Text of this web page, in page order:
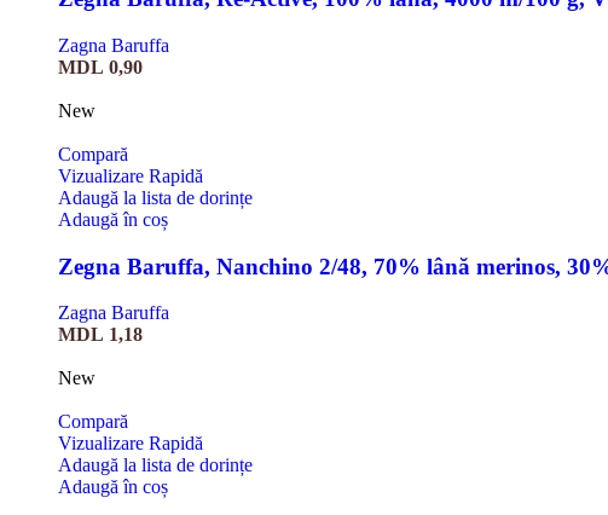
Zagna Baruffa
MDL 0,90
New
Compară
Vizualizare Rapidă
Adaugă la lista de dorințe
Adaugă în coș
Zegna Baruffa, Nanchino 2/48, 70% lână merinos,
Zagna Baruffa
MDL 1,18
New
Compară
Vizualizare Rapidă
Adaugă la lista de dorințe
Adaugă în coș